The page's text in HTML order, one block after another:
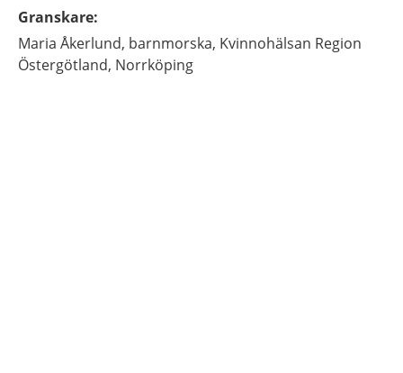
Granskare:
Maria Åkerlund, barnmorska, Kvinnohälsan Region
Östergötland, Norrköping